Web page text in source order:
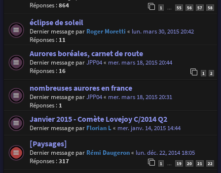
Réponses :864 1 55 56 57 58
éclipse de soleil
Dernier message par Roger Moretti « lun. mars 30, 2015 20:42
Réponses : 11
Aurores boréales, carnet de route
Dernier message parJPP04« mer. mars 18, 2015 20:44
Réponses : 16 1 2
nombreuses aurores en france
Dernier message parJPP04« mer. mars 18, 2015 20:31
Réponses : 1
Janvier 2015 - Comète Lovejoy C/2014 Q2
Dernier message par Florian L« mer. janv. 14, 2015 14:44
[Paysages]
Dernier message par Rémi Daugeron« lun. déc. 22, 2014 18:05
Réponses :317 1 … 19 20 21 22